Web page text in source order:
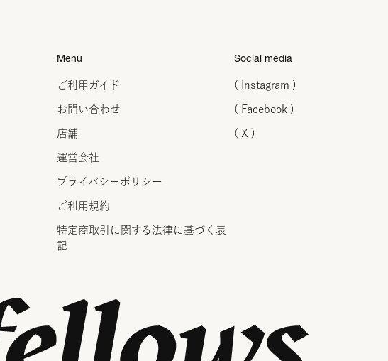
Menu
ご利用ガイド
お問い合わせ
店舗
運営会社
プライバシーポリシー
ご利用規約
特定商取引に関する法律に 基づく表
記
Social media
( Instagram )
( Facebook )
( X )